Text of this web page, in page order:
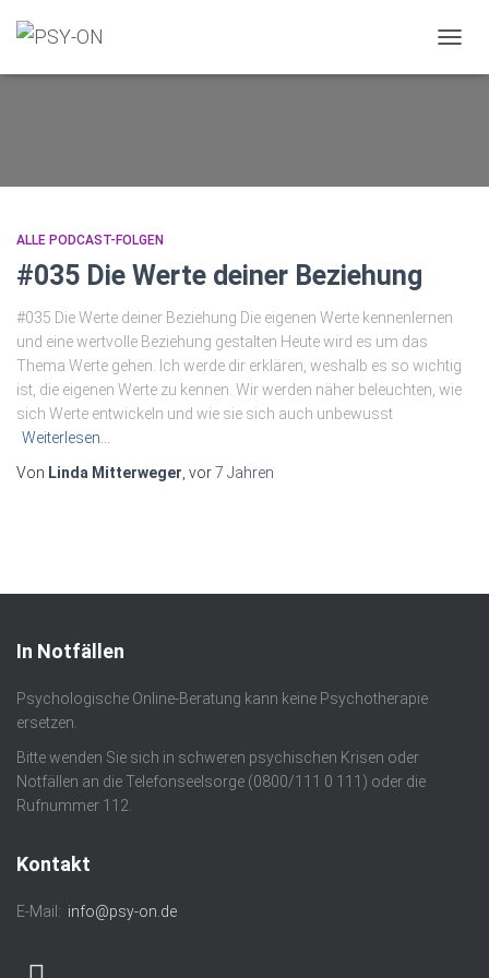
ALLE PODCAST-FOLGEN
#035 Die Werte deiner Beziehung
#035 Die Werte deiner Beziehung Die eigenen Werte kennenlernen
und eine wertvolle Beziehung gestalten Heute wird es um das
Thema Werte gehen. Ich werde dir erklären, weshalb es so wichtig
ist, die eigenen Werte zu kennen. Wir werden näher beleuchten, wie
sich Werte entwickeln und wie sie sich auch unbewusst
Weiterlesen…
Von Linda Mitterweger , vor7 Jahren
In Notfällen
Psychologische Online-Beratung kann keine Psychotherapie
ersetzen.
Bitte wenden Sie sich in schweren psychischen Krisen oder
Notfällen an die Telefonseelsorge (0800/111 0 111) oder die
Rufnummer 112.
Kontakt
E-Mail: info@psy-on.de